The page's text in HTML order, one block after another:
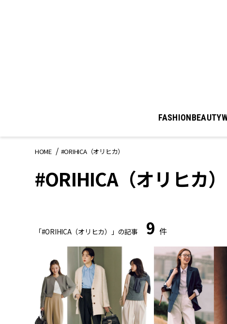
FASHIONBEAUTY
HOME #ORIHICA（オリヒカ）
#ORIHICA（オリヒカ）
「#ORIHICA（オリヒカ）」の記事 9 件